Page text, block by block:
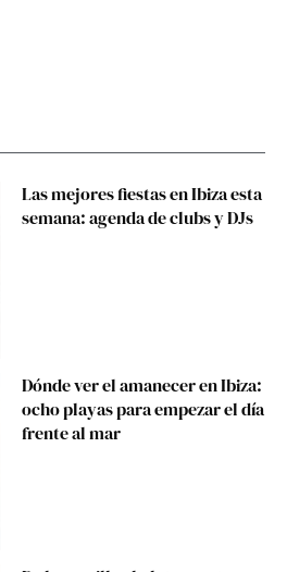
Las mejores fiestas en Ibiza esta
semana: agenda de clubs y DJs
Dónde ver el amanecer en Ibiza:
ocho playas para empezar el día
frente al mar